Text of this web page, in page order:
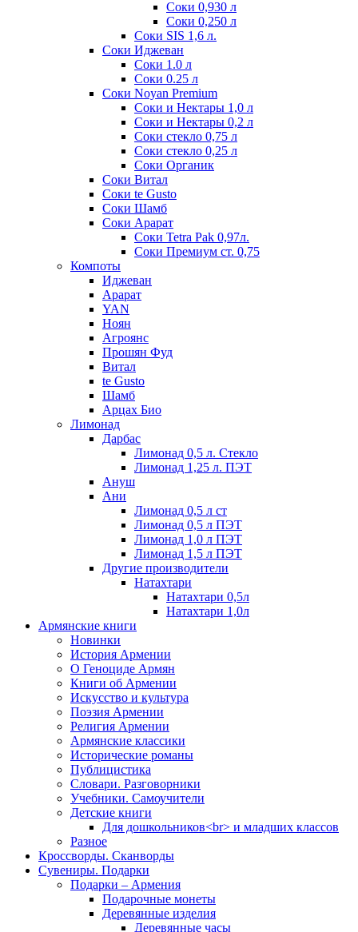
Соки 0,930 л
Соки 0,250 л
Соки SIS 1,6 л.
Соки Иджеван
Соки 1.0 л
Соки 0.25 л
Соки Noyan Premium
Соки и Нектары 1,0 л
Соки и Нектары 0,2 л
Соки стекло 0,75 л
Соки стекло 0,25 л
Соки Органик
Соки Витал
Соки te Gusto
Соки Шамб
Соки Арарат
Соки Tetra Pak 0,97л.
Соки Премиум ст. 0,75
Компоты
Иджеван
Арарат
YAN
Ноян
Агроянс
Прошян Фуд
Витал
te Gusto
Шамб
Арцах Био
Лимонад
Дарбас
Лимонад 0,5 л. Стекло
Лимонад 1,25 л. ПЭТ
Ануш
Ани
Лимонад 0,5 л ст
Лимонад 0,5 л ПЭТ
Лимонад 1,0 л ПЭТ
Лимонад 1,5 л ПЭТ
Другие производители
Натахтари
Натахтари 0,5л
Натахтари 1,0л
Армянские книги
Новинки
История Армении
О Геноциде Армян
Книги об Армении
Иcкусство и культура
Поэзия Армении
Религия Армении
Армянские классики
Исторические романы
Публицистика
Словари. Разговорники
Учебники. Самоучители
Детские книги
Для дошкольников<br> и младших классов
Разное
Кроссворды. Сканворды
Сувениры. Подарки
Подарки – Армения
Подарочные монеты
Деревянные изделия
Деревянные часы